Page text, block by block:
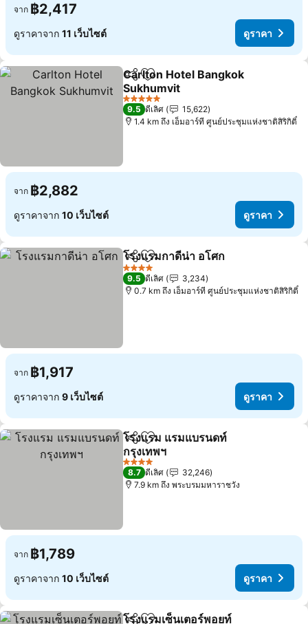
จาก ฿2,417
ดูราคาจาก 11 เว็บไซต์ ดูราคา
แชร์ เพิ่มในรายการโปรด
Carlton Hotel Bangkok
Sukhumvit
ดูราคา
5 ดาว
9.5 ดีเลิศ
15,622
1.4 km ถึง เอ็มอาร์ที ศูนย์ประชุมแห่งชาติสิริกิติ์
จาก ฿2,882
ดูราคาจาก 10 เว็บไซต์ ดูราคา
แชร์ เพิ่มในรายการโปรด
โรงแรมกาดีน่า อโศก
4 ดาว
9.5 ดีเลิศ
3,234
0.7 km ถึง เอ็มอาร์ที ศูนย์ประชุมแห่งชาติสิริกิติ์
จาก ฿1,917
ดูราคาจาก 9 เว็บไซต์ ดูราคา
แชร์ เพิ่มในรายการโปรด
โรงแรม แรมแบรนดท์
กรุงเทพฯ
ดูราคา
4 ดาว
8.7 ดีเลิศ
32,246
7.9 km ถึง พระบรมมหาราชวัง
จาก ฿1,789
ดูราคาจาก 10 เว็บไซต์ ดูราคา
โรงแรมเซ็นเตอร์พอยท์